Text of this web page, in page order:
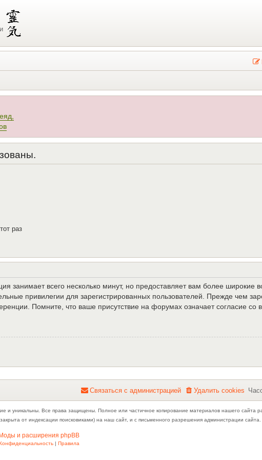
раз
занимает всего несколько минут, но предоставляет вам более широкие
привилегии для зарегистрированных пользователей. Прежде чем
Помните, что ваше присутствие на форумах означает согласие со
Удалить cookies
Связаться с администрацией
уникальны. Все права защищены. Полное или частичное копирование материалов нашего сайта
от индексации поисковиками) на наш сайт, и с письменного разрешения администрации сайта.
и расширения phpBB
| Правила